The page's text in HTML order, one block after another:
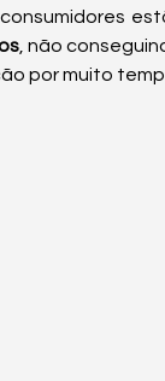
, não
por muito